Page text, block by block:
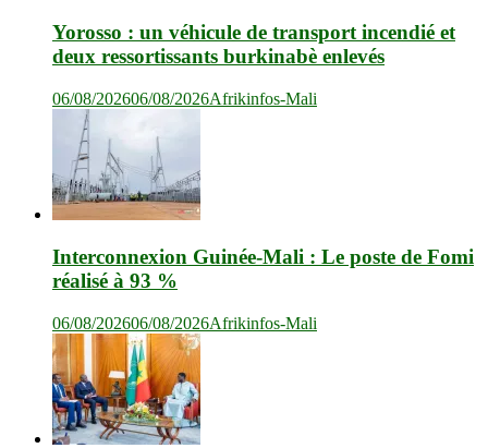
Yorosso : un véhicule de transport incendié et
deux ressortissants burkinabè enlevés
06/08/202606/08/2026Afrikinfos-Mali
Interconnexion Guinée-Mali : Le poste de Fomi
réalisé à 93 %
06/08/202606/08/2026Afrikinfos-Mali